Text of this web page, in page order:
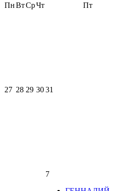
ПнВтСрЧт Пт
27 28 29 3031
7